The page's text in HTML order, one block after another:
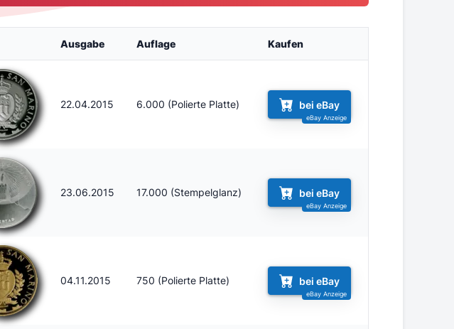
Ausgabe Auflage Kaufen
22.04.2015 6.000 (Polierte Platte) bei eBay
23.06.2015 17.000 (Stempelglanz) bei eBay
04.11.2015 750 (Polierte Platte) bei eBay